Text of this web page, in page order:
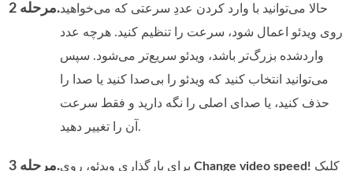
مرحله 2.حالا می‌توانید با وارد کردن عددِ سرعتی که می‌خواهید
روی ویدئو اعمال شود، سرعت را تنظیم کنید. هرچه عدد
واردشده بزرگ‌تر باشد، ویدئو سریع‌تر می‌شود. سپس
می‌توانید انتخاب کنید که ویدئو را بی‌صدا کنید یا صدا را
حذف کنید، یا صدای اصلی را نگه دارید و فقط سرعت
آن را تغییر دهید.
مرحله 3. برای بارگذاری ویدئو، رویChange video speed!